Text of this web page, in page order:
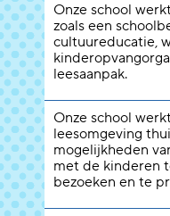
Onze school
zoals een
cultuureducatie,
leesaanpak.
Onze school
leesomgeving
mogelijkheden
met de kinderen
bezoeken en te